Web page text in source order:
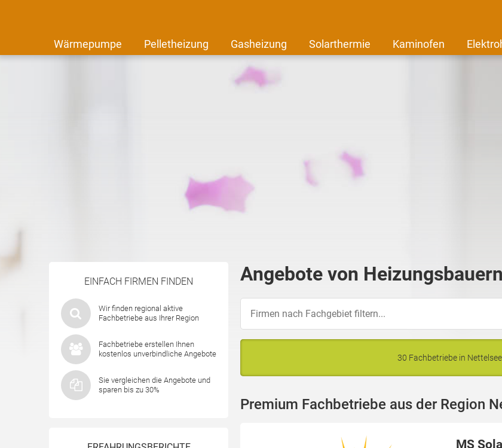
Wärmepumpe Pelletheizung Gasheizung Solarthermie Kaminofen
EINFACH FIRMEN FINDEN
Wir finden regional aktive
Fachbetriebe aus Ihrer Region
Fachbetriebe erstellen Ihnen
kostenlos unverbindliche Angebote
Sie vergleichen die Angebote und
sparen bis zu 30%
Angebote von
30 Fachbetriebe in
Premium Fachbetriebe aus der Region
MS